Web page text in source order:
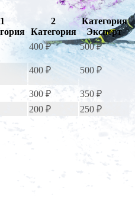
1
2
Категория
Категория
Эксперт
400 ₽ 500 ₽
400 ₽ 500 ₽
300 ₽
350 ₽
200 ₽ 250 ₽